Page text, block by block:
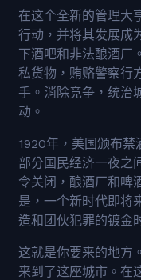
在这个全新的管理大
行动，并将其发展成
下酒吧和非法酿酒厂
私货物，贿赂警察行
手。消除竞争，统治
动。
1920年，美国颁布
部分国民经济一夜之
令关闭，酿酒厂和啤
是，一个新时代即将
造和团伙犯罪的镀金
这就是你要来的地方
来到了这座城市。在